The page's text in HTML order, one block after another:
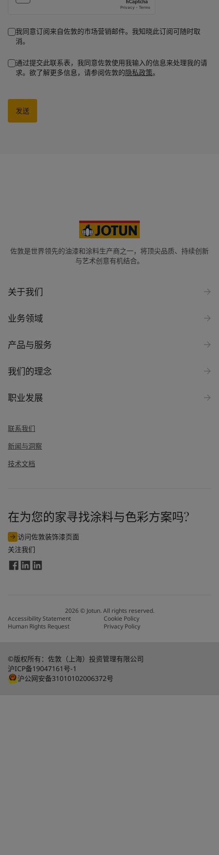
我同意订阅来自佐敦的市场营销邮件。我知晓此订阅可随时取
消。
通过提交此联系表，我同意佐敦使用我输入的信息来处理我的请
求。欲了解更多信息，请参阅佐敦的隐私政策。
发送
佐敦是世界领先的油漆和涂料生产商之一，将顶尖品质、持续创新
与艺术创意有机结合。
关于我们
业务领域
产品与服务
我们的理念
职业发展
联系我们
新闻与洞察
技术文档
在为您的家寻找涂料与色彩方案吗?
访问佐敦装饰漆页面
关注我们
2026© Jotun. All rights reserved.
Accessibility Statement
Cookie Policy
Human Rights Request
Privacy Policy
©版权所有：佐敦（上海）投资管理有限公司
沪ICP备19047161号-1
沪公网安备31010102006372号